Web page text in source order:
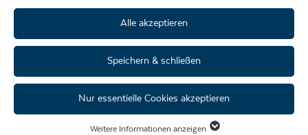
STRAMA-MPS
Sichere Informationen:
Strama-MPS erhält TISAX-
Zertifizierung
Alle akzeptieren
Speichern & schließen
Nur essentielle Cookies akzeptieren
Weitere Informationen anzeigen